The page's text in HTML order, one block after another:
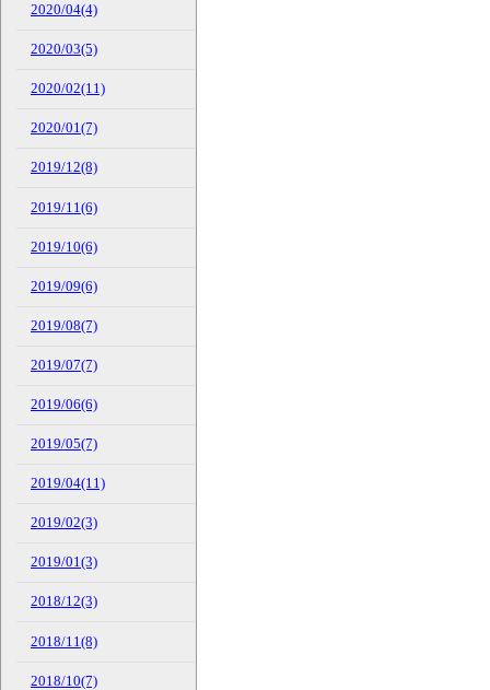
2020/04(4)
2020/03(5)
2020/02(11)
2020/01(7)
2019/12(8)
2019/11(6)
2019/10(6)
2019/09(6)
2019/08(7)
2019/07(7)
2019/06(6)
2019/05(7)
2019/04(11)
2019/02(3)
2019/01(3)
2018/12(3)
2018/11(8)
2018/10(7)